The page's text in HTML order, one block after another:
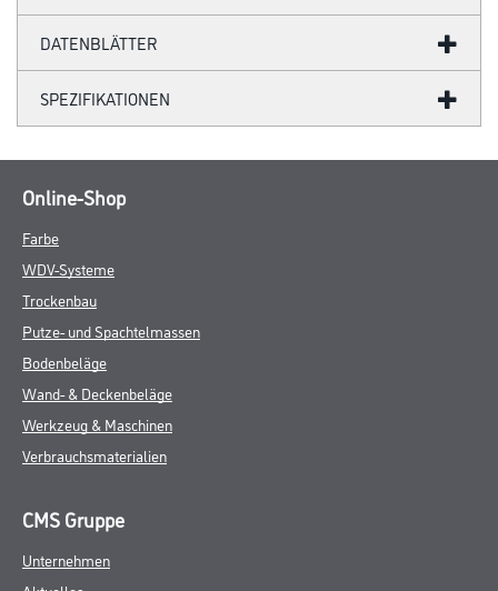
DATENBLÄTTER
SPEZIFIKATIONEN
Online-Shop
Farbe
WDV-Systeme
Trockenbau
Putze- und Spachtelmassen
Bodenbeläge
Wand- & Deckenbeläge
Werkzeug & Maschinen
Verbrauchsmaterialien
CMS Gruppe
Unternehmen